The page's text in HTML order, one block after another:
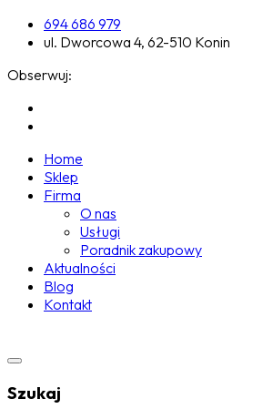
694 686 979
ul. Dworcowa 4, 62-510 Konin
Obserwuj:
Home
Sklep
Firma
O nas
Usługi
Poradnik zakupowy
Aktualności
Blog
Kontakt
Szukaj